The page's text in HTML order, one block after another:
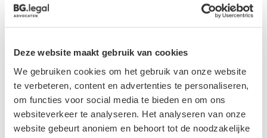
Deze website maakt gebruik van cookies
We gebruiken cookies om het gebruik van onze website
te verbeteren, content en advertenties te personaliseren,
om functies voor social media te bieden en om ons
websiteverkeer te analyseren. Het analyseren van onze
website gebeurt anoniem en behoort tot de noodzakelijke
rente." Dit betekent dat van rechtswege na een jaar de
rente op haar beurt ook weer met rente wordt belast.
partijen echter een hogere rente hebben bedongen of in
de vertraging van toepassing verklaart, wordt lid 2
eveneens van toepassing geacht.3
Wettelijke rente versus wettelijke
handelsrente